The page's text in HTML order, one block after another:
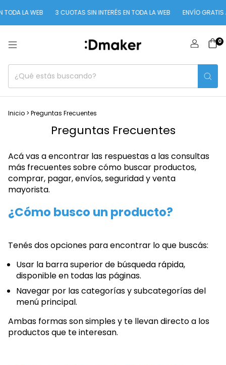
LA WEB 3 CUOTAS SIN INTERÉS EN TODA LA WEB ENVÍO GRATIS
0
Inicio > Preguntas Frecuentes
Preguntas Frecuentes
Acá vas a encontrar las respuestas a las consultas
más frecuentes sobre cómo buscar productos,
comprar, pagar, envíos, seguridad y venta
mayorista.
¿Cómo busco un producto?
Tenés dos opciones para encontrar lo que buscás:
Usar la barra superior de búsqueda rápida,
disponible en todas las páginas.
Navegar por lascategorías y subcategoríasdel
menú principal.
Ambas formas son simples y te llevan directo a los
productos que te interesan.